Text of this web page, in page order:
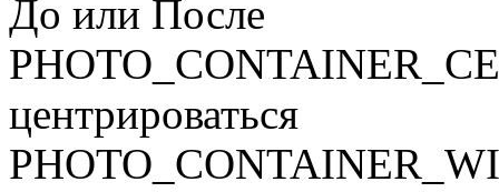
До или После
центрироваться